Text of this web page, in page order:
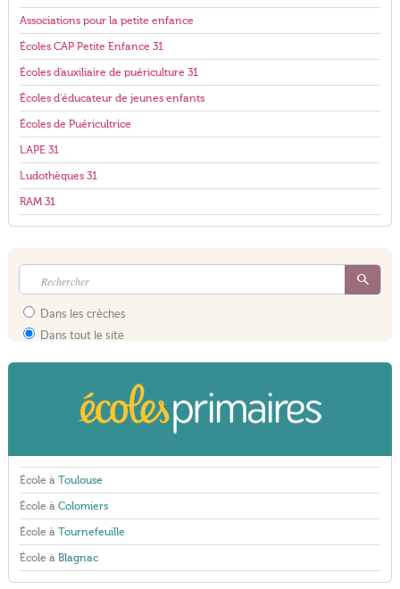
Associations pour la petite enfance
Écoles CAP Petite Enfance 31
Écoles d'auxiliaire de puériculture 31
Écoles d'éducateur de jeunes enfants
Écoles de Puéricultrice
LAPE 31
Ludothèques 31
RAM 31
Dans les crèches
Dans tout le site
École à Toulouse
École à Colomiers
École à Tournefeuille
École à Blagnac